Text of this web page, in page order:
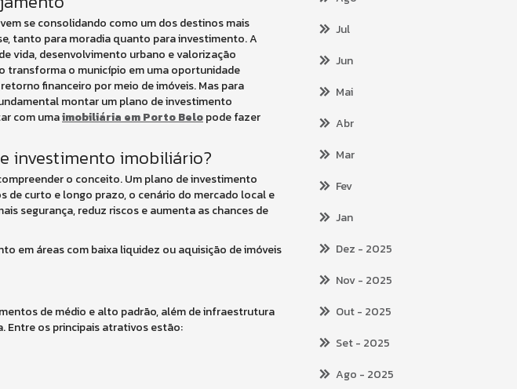
se consolidando como um dos destinos mais
tanto para moradia quanto para investimento. A
vida, desenvolvimento urbano e valorização
transforma o município em uma oportunidade
financeiro por meio de imóveis. Mas para
montar um plano de investimento
com umaimobiliária em Porto Belopode fazer
investimento imobiliário?
o conceito. Um plano de investimento
de curto e longo prazo, o cenário do mercado local e
segurança, reduz riscos e aumenta as chances de
em áreas com baixa liquidez ou aquisição de imóveis
de médio e alto padrão, além de infraestrutura
Entre os principais atrativos estão:
Jul
Jun
Mai
Abr
Mar
Fev
Jan
Dez - 2025
Nov- 2025
Out- 2025
Set- 2025
Ago - 2025